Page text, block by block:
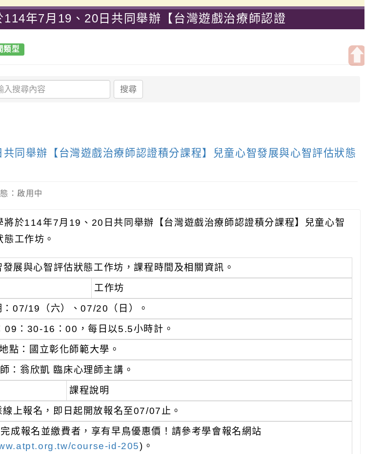
年7月19、20日共同舉辦【台灣遊戲治療師認證
類型
搜尋
同舉辦【台灣遊戲治療師認證積分課程】兒童心智發展與心智評估狀態
：啟用中
將於114年7月19、20日共同舉辦【台灣遊戲治療師認證積分課程】兒童心智
工作坊。
發展與心智評估狀態工作坊，課程時間及相關資訊。
工作坊
：07/19（六）、07/20（日）。
09：30-16：00，每日以5.5小時計。
點：國立彰化師範大學。
：翁欣凱 臨床心理師主講。
課程說明
線上報名，即日起開放報名至07/07止。
成報名並繳費者，享有早鳥優惠價！請參考學會報名網站
course-id-205)。